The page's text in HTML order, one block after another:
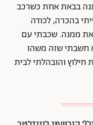
בבאת אחת כשרכב
בהכרה, לכודה
ממנה. שכבתי עם
חשבתי שזה משהו
צוות חילוץ והובהלתי לבית